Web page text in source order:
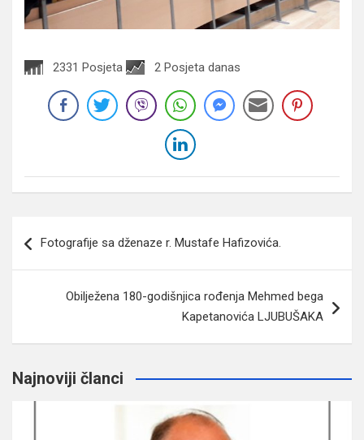
2331 Posjeta 2 Posjeta danas
članaka
Fotografije sa dženaze r. Mustafe Hafizovića.
Obilježena 180-godišnjica rođenja Mehmed bega
Kapetanovića LJUBUŠAKA
Najnoviji članci